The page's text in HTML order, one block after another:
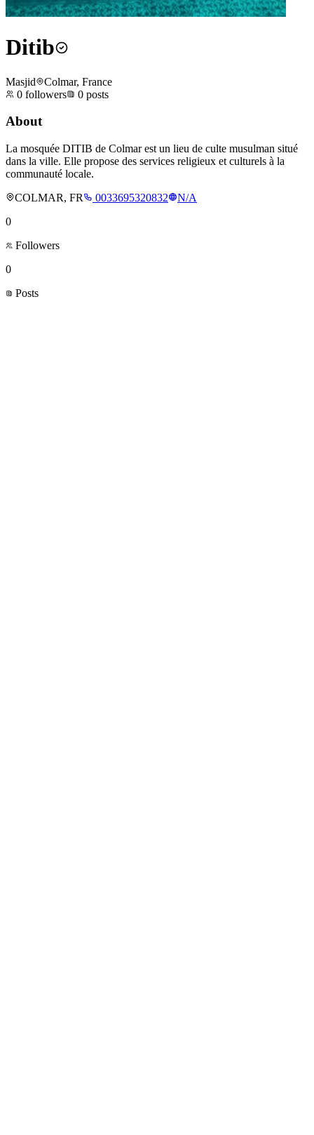
Ditib
Masjid
Colmar, France
0 followers 0 posts
About
La mosquée DITIB de Colmar est un lieu de culte musulman situé
dans la ville. Elle propose des services religieux et culturels à la
communauté locale.
COLMAR, FR
0033695320832
N/A
0
Followers
0
Posts